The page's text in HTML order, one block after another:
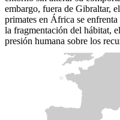
embargo, fuera de Gibraltar,
primates en África se
la fragmentación del hábitat,
presión humana sobre los